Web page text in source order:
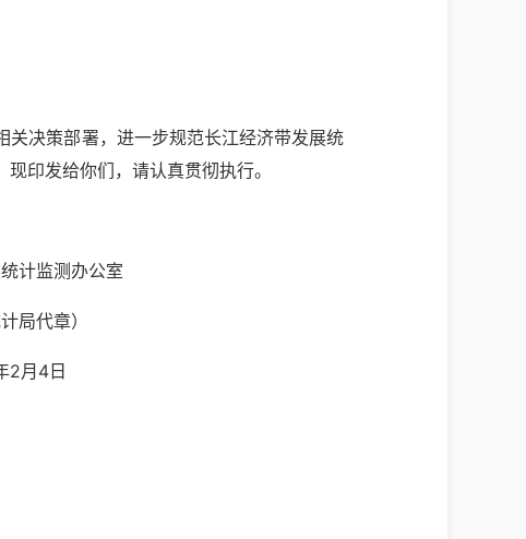
关决策部署，进一步规范长江经济带发展统
印发给你们，请认真贯彻执行。
室